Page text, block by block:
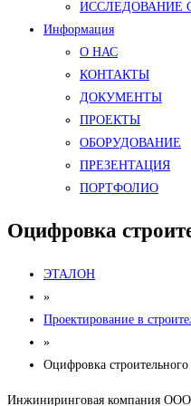
ИССЛЕДОВАНИЕ
Информация
О НАС
КОНТАКТЫ
ДОКУМЕНТЫ
ПРОЕКТЫ
ОБОРУДОВАНИЕ
ПРЕЗЕНТАЦИЯ
ПОРТФОЛИО
Оцифровка
ЭТАЛОН
»
Проектирование в
»
Оцифровка строительного
Инжиниринговая компания